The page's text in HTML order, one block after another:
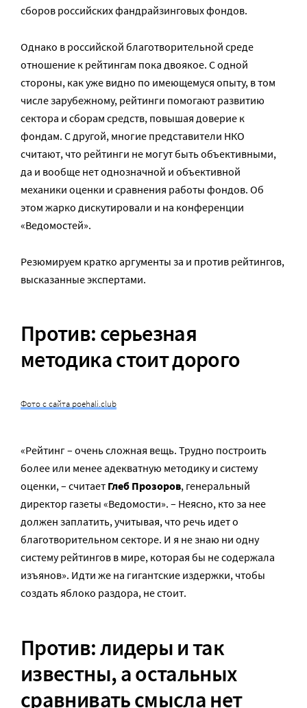
сборов российских фандрайзинговых фондов.
Однако в российской благотворительной среде
отношение к рейтингам пока двоякое. С одной
стороны, как уже видно по имеющемуся опыту, в том
числе зарубежному, рейтинги помогают развитию
сектора и сборам средств, повышая доверие к
фондам. С другой, многие представители НКО
считают, что рейтинги не могут быть объективными,
да и вообще нет однозначной и объективной
механики оценки и сравнения работы фондов. Об
этом жарко дискутировали и на конференции
«Ведомостей».
Резюмируем кратко аргументы за и против рейтингов,
высказанные экспертами.
Против: серьезная
методика стоит дорого
Фото с сайта poehali.club
«Рейтинг – очень сложная вещь. Трудно построить
более или менее адекватную методику и систему
оценки, – считает Глеб Прозоров, генеральный
директор газеты «Ведомости». – Неясно, кто за нее
должен заплатить, учитывая, что речь идет о
благотворительном секторе. И я не знаю ни одну
систему рейтингов в мире, которая бы не содержала
изъянов». Идти же на гигантские издержки, чтобы
создать яблоко раздора, не стоит.
Против: лидеры и так
известны, а остальных
сравнивать смысла нет